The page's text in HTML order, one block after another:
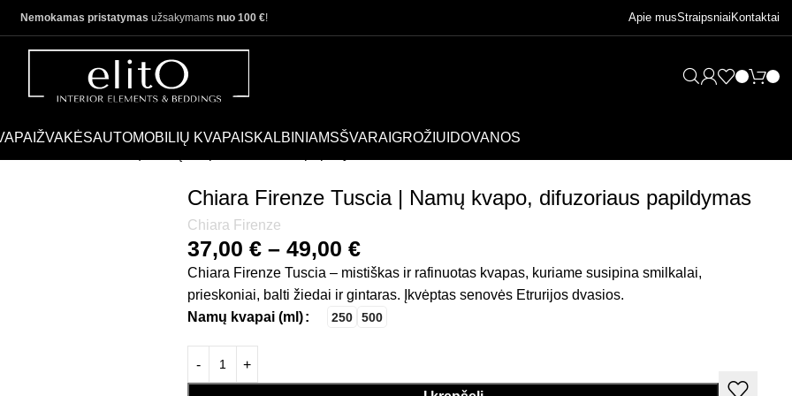
Nemokamas pristatymas užsakymams nuo 100 €! Apie musStraipsniai Kontaktai
ŽVAKĖSAUTOMOBILIŲ KVAPAI SKALBINIAMSŠVARAI GROŽIUI DOVANOS
Chiara Firenze Tuscia | Namų kvapo, difuzoriaus papildymas
Chiara Firenze
37,00 € – 49,00 €
Chiara Firenze Tuscia – mistiškas ir rafinuotas kvapas, kuriame susipina smilkalai,
prieskoniai, balti žiedai ir gintaras. Įkvėptas senovės Etrurijos dvasios.
Namų kvapai (ml)
250 500